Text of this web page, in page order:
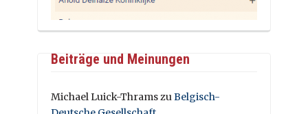
Beiträge und Meinungen
Michael Luick-ThramszuBelgisch-